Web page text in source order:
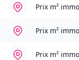
Prix m²
Prix m²
Prix m²